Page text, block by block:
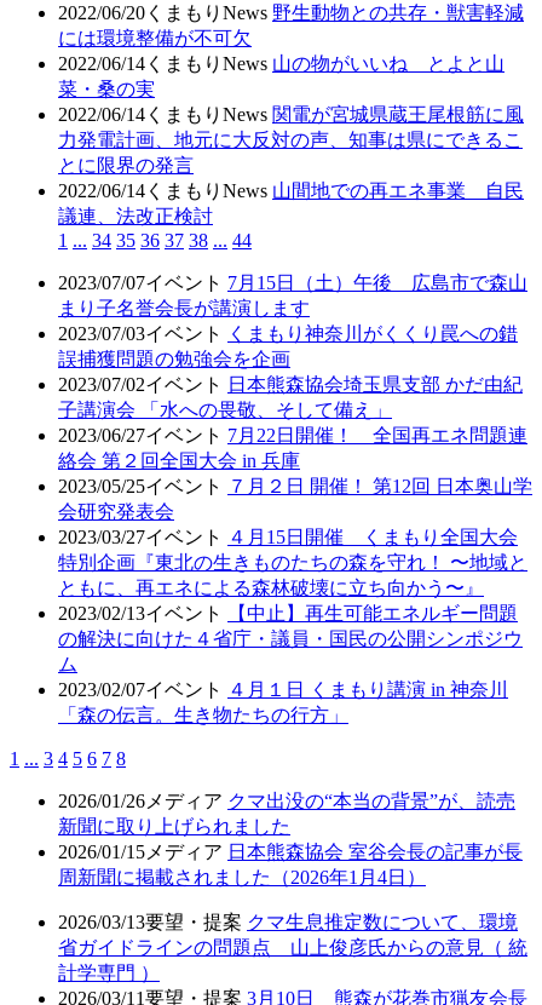
2022/06/20 くまもりNews 野生動物との共存・獣害軽減
には環境整備が不可欠
2022/06/14 くまもりNews 山の物がいいね とよと山
菜・桑の実
2022/06/14 くまもりNews 関電が宮城県蔵王尾根筋に風
力発電計画、地元に大反対の声、知事は県にできるこ
とに限界の発言
2022/06/14 くまもりNews 山間地での再エネ事業 自民
議連、法改正検討
1 ... 34 35 36 37 38 ... 44
2023/07/07イベント 7月15日（土）午後 広島市で森山
まり子名誉会長が講演します
2023/07/03イベント
くまもり神奈川がくくり罠への錯
誤捕獲問題の勉強会を企画
2023/07/02イベント
日本熊森協会埼玉県支部 かだ由紀
子講演会 「水への畏敬、そして備え」
2023/06/27イベント 7月22日開催！ 全国再エネ問題連
絡会 第２回全国大会 in 兵庫
2023/05/25イベント
７月２日 開催！ 第12回 日本奥山学
会研究発表会
2023/03/27イベント
４月15日開催 くまもり全国大会
特別企画『東北の生きものたちの森を守れ！ 〜地域と
ともに、再エネによる森林破壊に立ち向かう〜』
2023/02/13イベント
【中止】再生可能エネルギー問題
の解決に向けた４省庁・議員・国民の公開シンポジウ
ム
2023/02/07イベント
４月１日 くまもり講演 in 神奈川
「森の伝言。生き物たちの行方」
1 ... 3 4 5 6 7 8
2026/01/26 メディア クマ出没の“本当の背景”が、読売
新聞に取り上げられました
2026/01/15 メディア 日本熊森協会 室谷会長の記事が長
周新聞に掲載されました（2026年1月4日）
2026/03/13要望・提案 クマ生息推定数について、環境
省ガイドラインの問題点 山上俊彦氏からの意見（ 統
計学専門 ）
2026/03/11要望・提案 3月10日 熊森が花巻市猟友会長